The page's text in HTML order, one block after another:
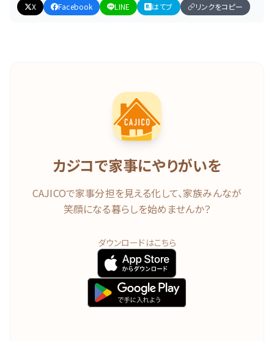
X
Facebook LINE はてブ リンクをコピー
カジコで家事にやりがいを
CAJICOで家事分担を見える化して、家族みんなが
笑顔になる暮らしを始めませんか？
ダウンロードはこちら